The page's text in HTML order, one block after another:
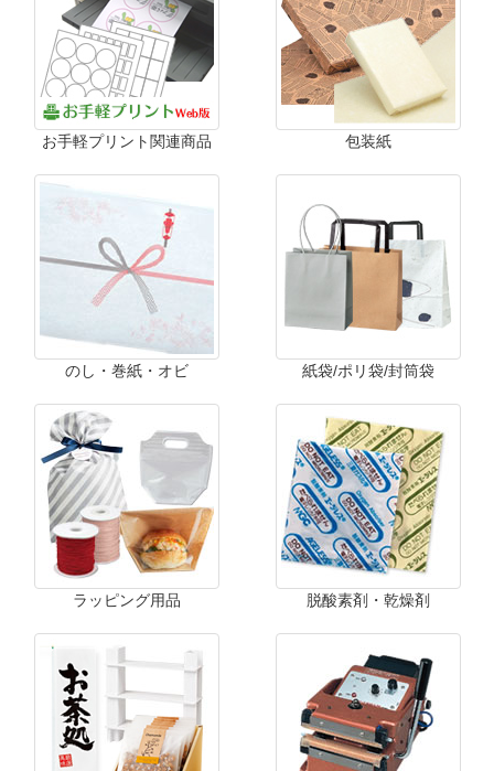
お手軽プリント関連商品 包装紙
のし・巻紙・オビ 紙袋/ポリ袋/封筒袋
ラッピング用品 脱酸素剤・乾燥剤